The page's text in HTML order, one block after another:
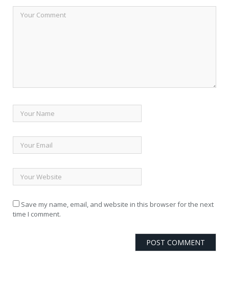
Save my name, email, and website in this browser for the next
time I comment.